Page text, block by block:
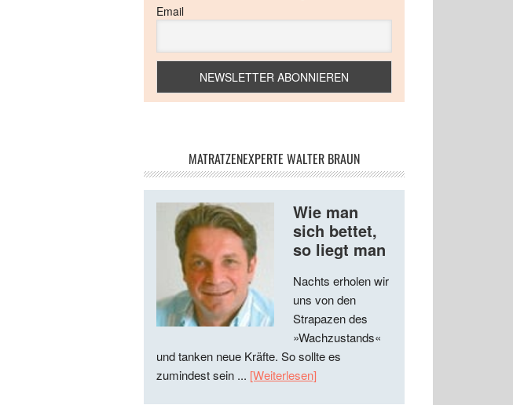
Email
MATRATZENEXPERTE WALTER BRAUN
Wie man
sich bettet,
so liegt man
Nachts erholen wir
uns von den
Strapazen des
»Wachzustands«
und tanken neue Kräfte. So sollte es
zumindest sein ... [Weiterlesen]